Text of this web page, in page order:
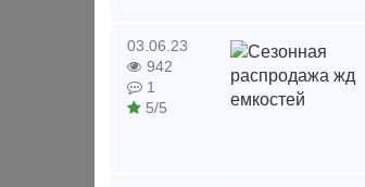
03.06.23
942
1
5/5